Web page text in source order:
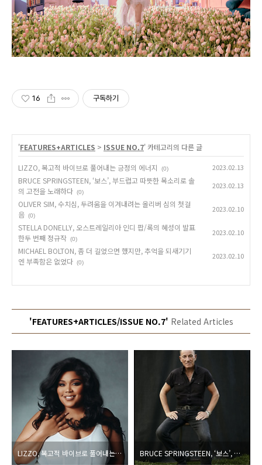
16 구독하기
'FEATURES+ARTICLES > ISSUE NO.7' 카테고리의 다른 글
LIZZO, 복고적 바이브로 풀어내는 긍정의 에너지 (0) 2023.02.13
BRUCE SPRINGSTEEN, ‘보스’, 부드럽고 따뜻한 목소리로 솔
의 고전을 노래하다 (0)
2023.02.13
OLIVER SIM, 수치심, 두려움을 이겨내려는 올리버 심의 첫걸
음 (0)
2023.02.10
STELLA DONELLY, 오스트레일리아 인디 팝/록의 혜성이 발표
한두 번째 정규작 (0)
2023.02.10
MICHAEL BOLTON, 좀 더 길었으면 했지만, 추억을 되새기기
엔 부족함은 없었다 (0)
2023.02.10
'FEATURES+ARTICLES/ISSUE NO.7' Related Articles
LIZZO, 복고적 바이브로 풀어내는 긍정의 에너지 BRUCE SPRINGSTEEN, ‘보스’, 부드럽고 따뜻한 목소리로 솔의 고전을 노래하다